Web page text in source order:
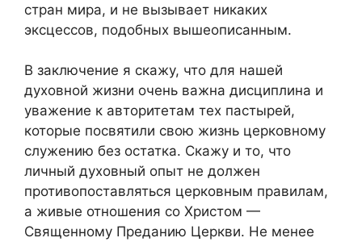
стран мира, и не вызывает никаких
эксцессов, подобных вышеописанным.
В заключение я скажу, что для нашей
духовной жизни очень важна дисциплина и
уважение к авторитетам тех пастырей,
которые посвятили свою жизнь церковному
служению без остатка. Скажу и то, что
личный духовный опыт не должен
противопоставляться церковным правилам,
а живые отношения со Христом —
Священному Преданию Церкви. Не менее